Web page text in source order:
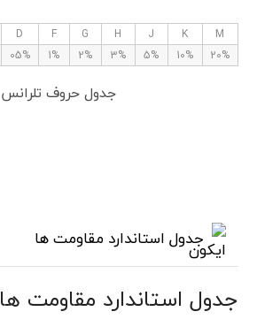
M
K
J
H
G
F
D
20%
10%
5%
3%
2%
1%
05%
جدول حروف تلرانس
جدول استاندارد مقاومت ها
جدول استاندارد مقاومت ها